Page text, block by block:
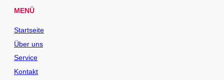
MENÜ
Startseite
Über uns
Service
Kontakt